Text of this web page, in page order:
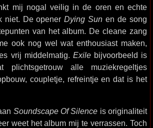
mij nogal veilig in de oren en echte
niet. De openerDying Sun en de song
van het album. De cleane zang
ook nog wel wat enthousiast maken,
vrij middelmatig. Exilebijvoorbeeld is
plichtsgetrouw alle muziekregeltjes
coupletje, refreintje en dat is het
Soundscape Of Silence is originaliteit
weet het album mij te verrassen. Toch